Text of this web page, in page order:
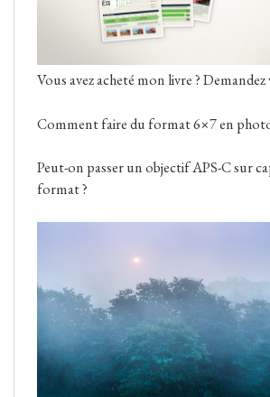
Vous avez acheté mon livre ? Demandez
Comment faire du format 6×7 en
Peut-on passer un objectif APS-C sur
format ?